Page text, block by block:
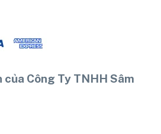
của Công Ty TNHH Sâm